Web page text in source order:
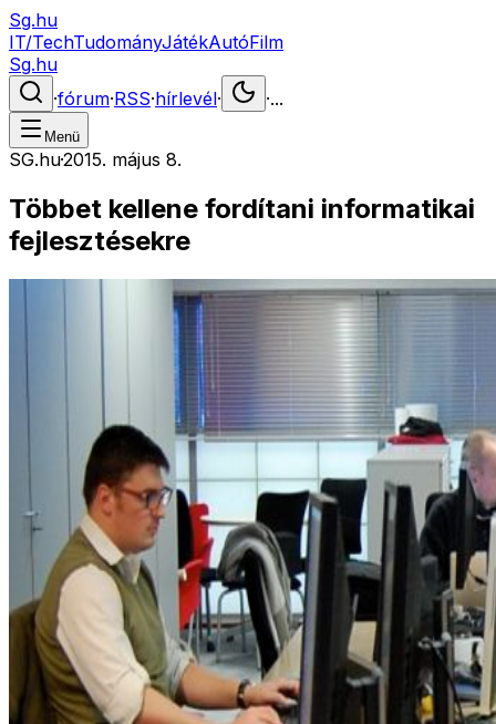
Sg.hu
IT/TechTudományJátékAutóFilm
Sg.hu
·fórum·RSS·hírlevél· ·...
Menü
SG.hu·2015. május 8.
Többet kellene fordítani informatikai
fejlesztésekre